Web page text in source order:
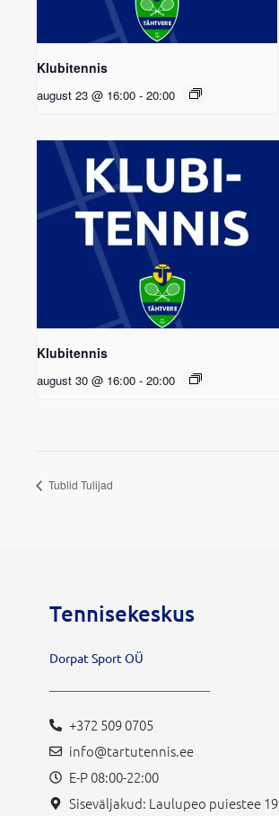
Klubitennis
august 23 @ 16:00 - 20:00
Klubitennis
august 30 @ 16:00 - 20:00
Tublid Tulijad
Tennisekeskus
Dorpat Sport OÜ
+372 509 0705
info@tartutennis.ee
E-P 08:00-22:00
Siseväljakud: Laulupeo puiestee 19